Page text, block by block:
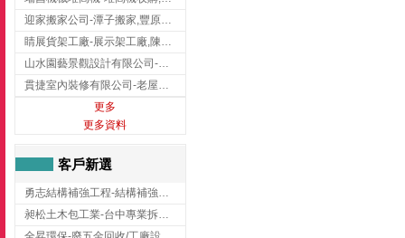
迎家搬家公司-潭子搬家,豐原搬家,大雅搬家,大甲搬家,台中推薦搬家,台中搬家
睛展貨架工廠-展示架工廠,陳列架,台中展示架工廠
山水園藝景觀設計有限公司-景觀工程,景觀設計,新竹園藝工程,新竹景觀設計
貫捷室內裝修有限公司-老屋翻新工程,台中老屋翻新工程,台中舊屋翻新
更多
更多資料
客戶新選
勇志結構補強工程-結構補強工程 ,桃園結構補強工程,龍潭結構補強工程
昶松土木包工業-台中專業拆除工程/挖土機出租